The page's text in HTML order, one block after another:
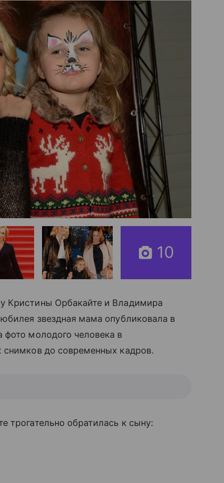
10
Кристины Орбакайте и Владимира
звездная мама опубликовала в
молодого человека в
снимков до современных кадров.
трогательно обратилась к сыну: